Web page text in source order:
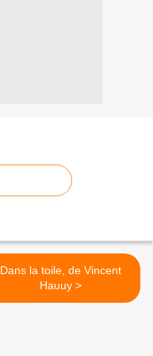
Dans la toile, de Vincent
Hauuy >